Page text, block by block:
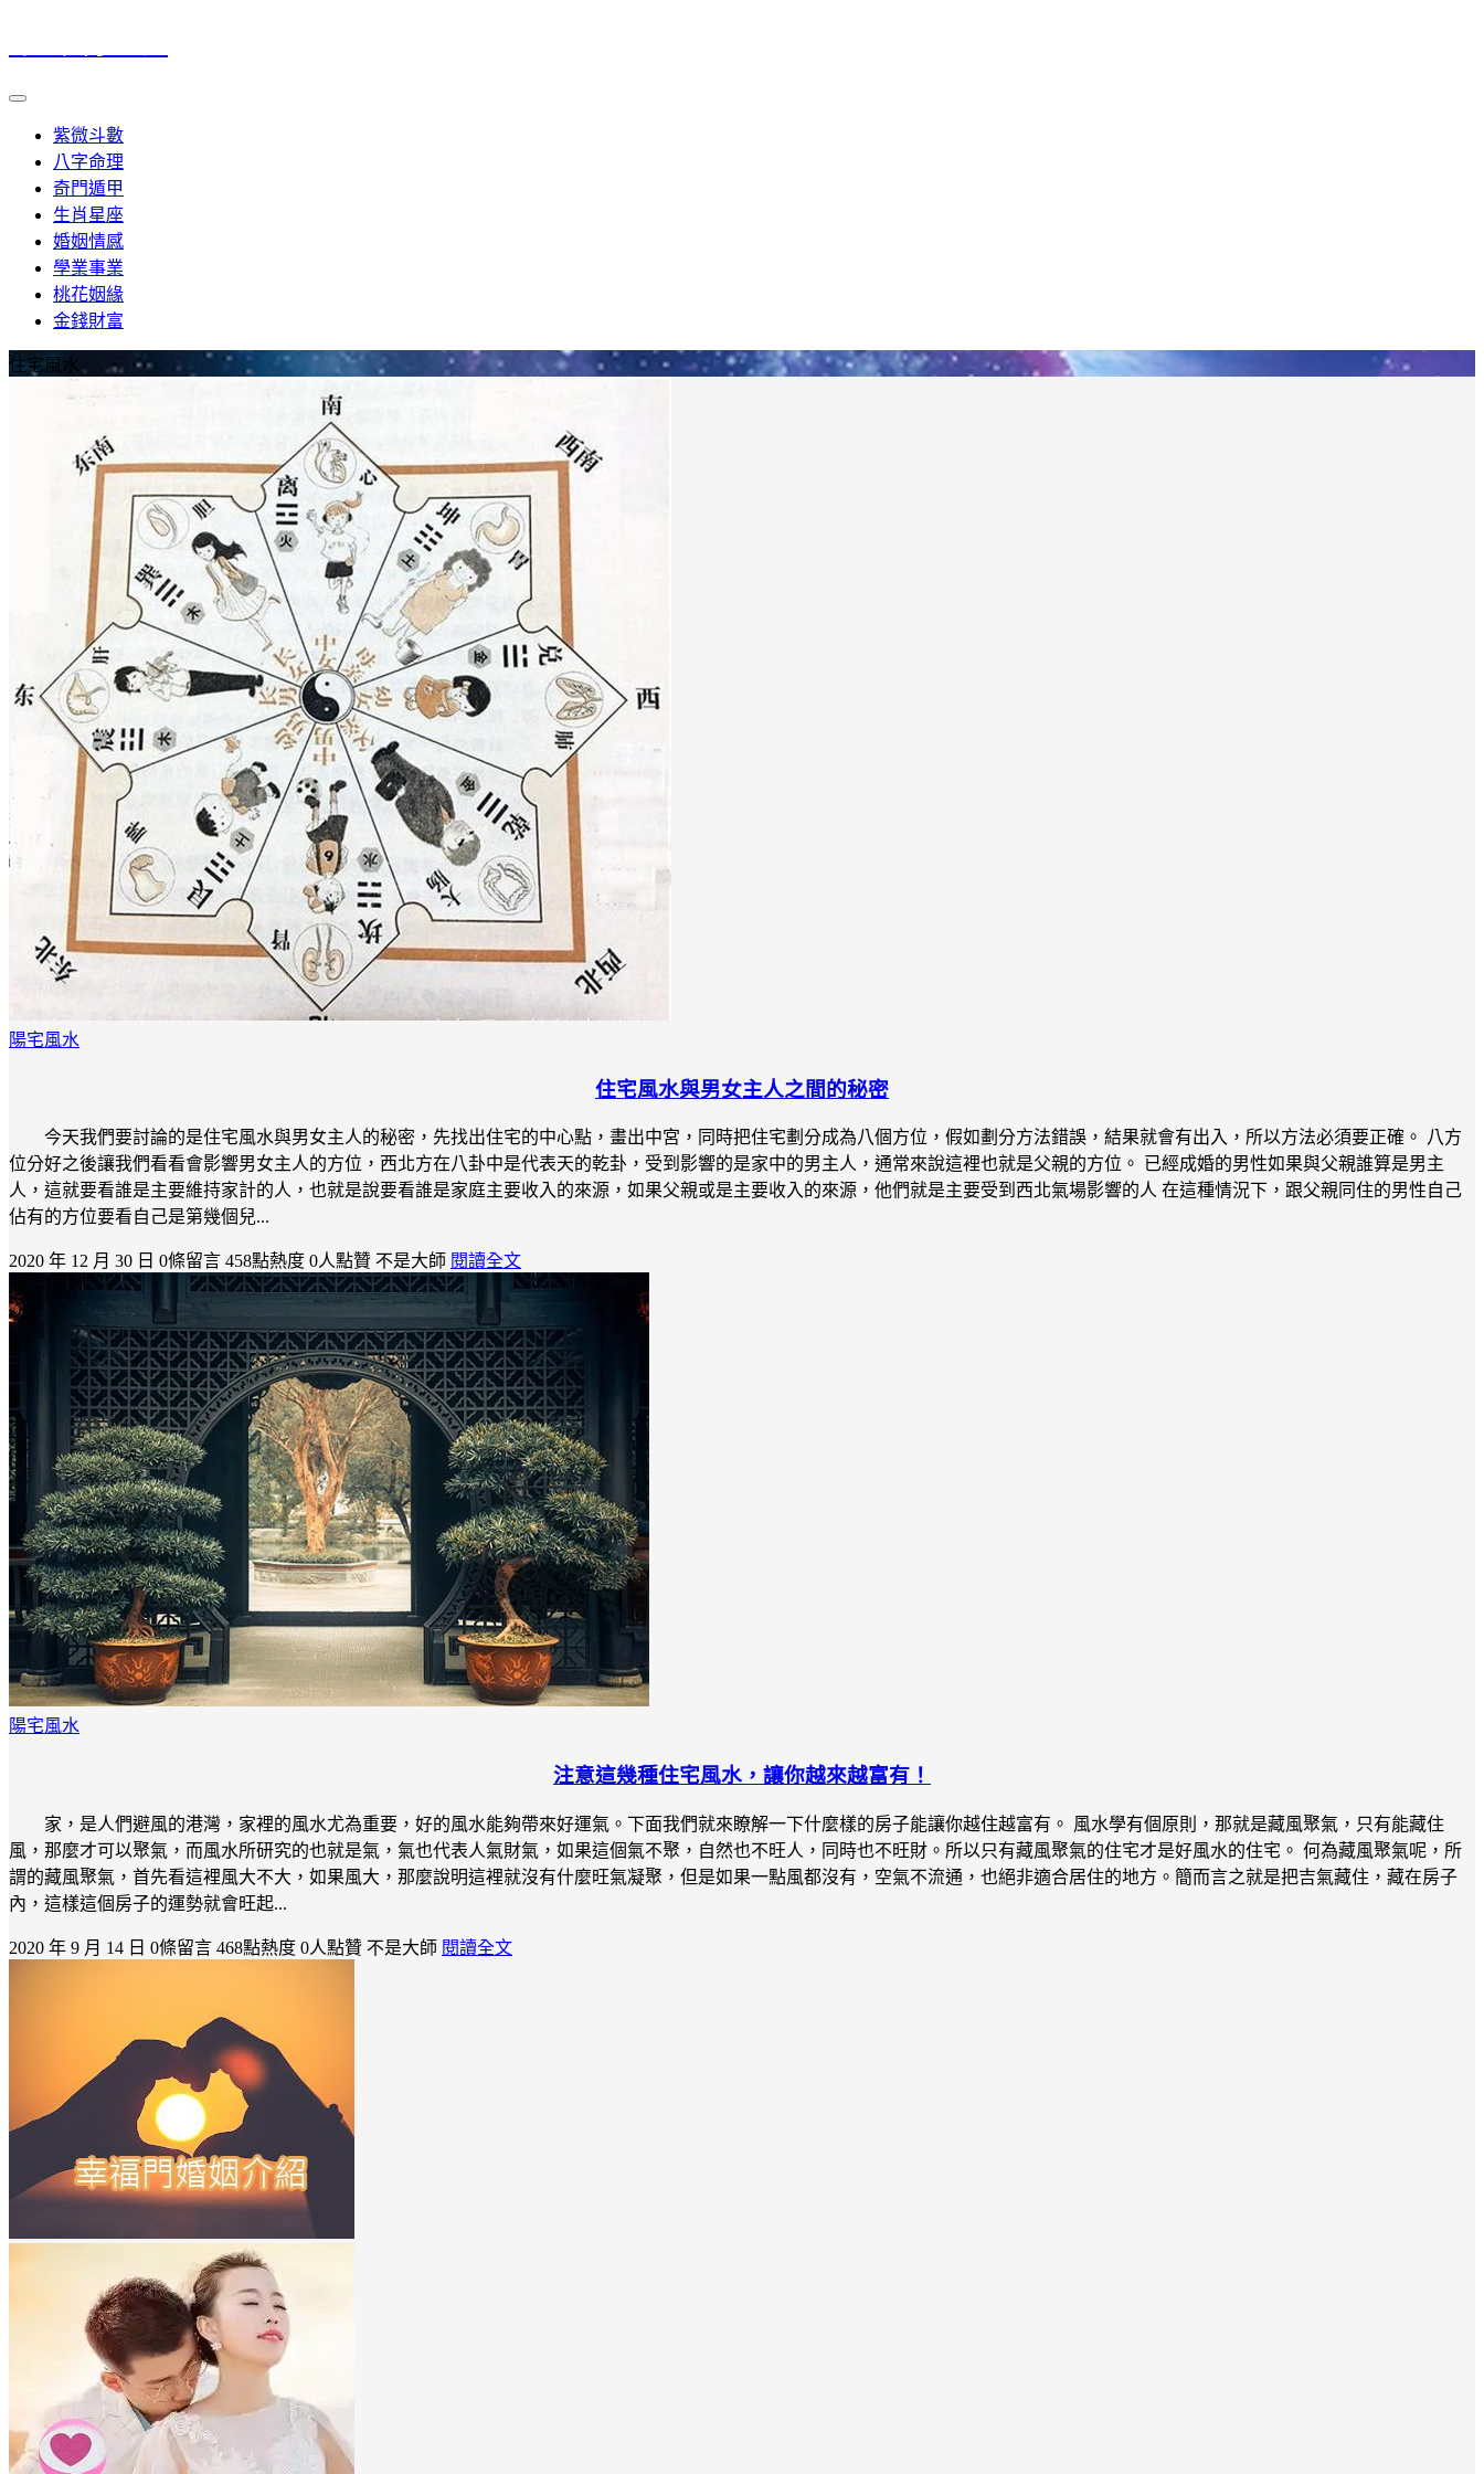
紫微斗數
八字命理
奇門遁甲
生肖星座
婚姻情感
學業事業
桃花姻緣
金錢財富
住宅風水
陽宅風水
住宅風水與男女主人之間的秘密
今天我們要討論的是住宅風水與男女主人的秘密，先找出住宅的中心點，畫出中宮，同時把住宅劃分成為八個方位，假如劃分方法錯誤，結果就會有出入，所以方法必須要正確。 八方
位分好之後讓我們看看會影響男女主人的方位，西北方在八卦中是代表天的乾卦，受到影響的是家中的男主人，通常來說這裡也就是父親的方位。 已經成婚的男性如果與父親誰算是男主
人，這就要看誰是主要維持家計的人，也就是說要看誰是家庭主要收入的來源，如果父親或是主要收入的來源，他們就是主要受到西北氣場影響的人 在這種情況下，跟父親同住的男性自己
佔有的方位要看自己是第幾個兒...
2020 年 12 月 30 日 0條留言 458點熱度 0人點贊 不是大師 閱讀全文
陽宅風水
注意這幾種住宅風水，讓你越來越富有！
家，是人們避風的港灣，家裡的風水尤為重要，好的風水能夠帶來好運氣。下面我們就來瞭解一下什麼樣的房子能讓你越住越富有。 風水學有個原則，那就是藏風聚氣，只有能藏住
風，那麼才可以聚氣，而風水所研究的也就是氣，氣也代表人氣財氣，如果這個氣不聚，自然也不旺人，同時也不旺財。所以只有藏風聚氣的住宅才是好風水的住宅。 何為藏風聚氣呢，所
謂的藏風聚氣，首先看這裡風大不大，如果風大，那麼說明這裡就沒有什麼旺氣凝聚，但是如果一點風都沒有，空氣不流通，也絕非適合居住的地方。簡而言之就是把吉氣藏住，藏在房子
內，這樣這個房子的運勢就會旺起...
2020 年 9 月 14 日 0條留言 468點熱度 0人點贊 不是大師 閱讀全文